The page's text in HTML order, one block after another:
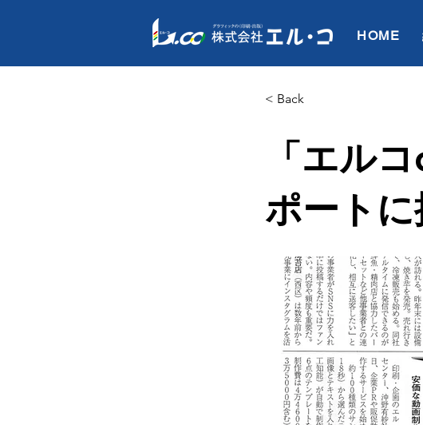
HOME
< Back
「エル
ポート